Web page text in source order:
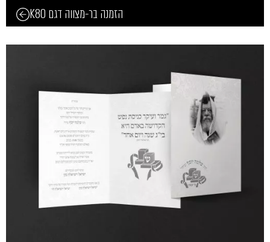
הזמנה בר-מצווה דגם K80